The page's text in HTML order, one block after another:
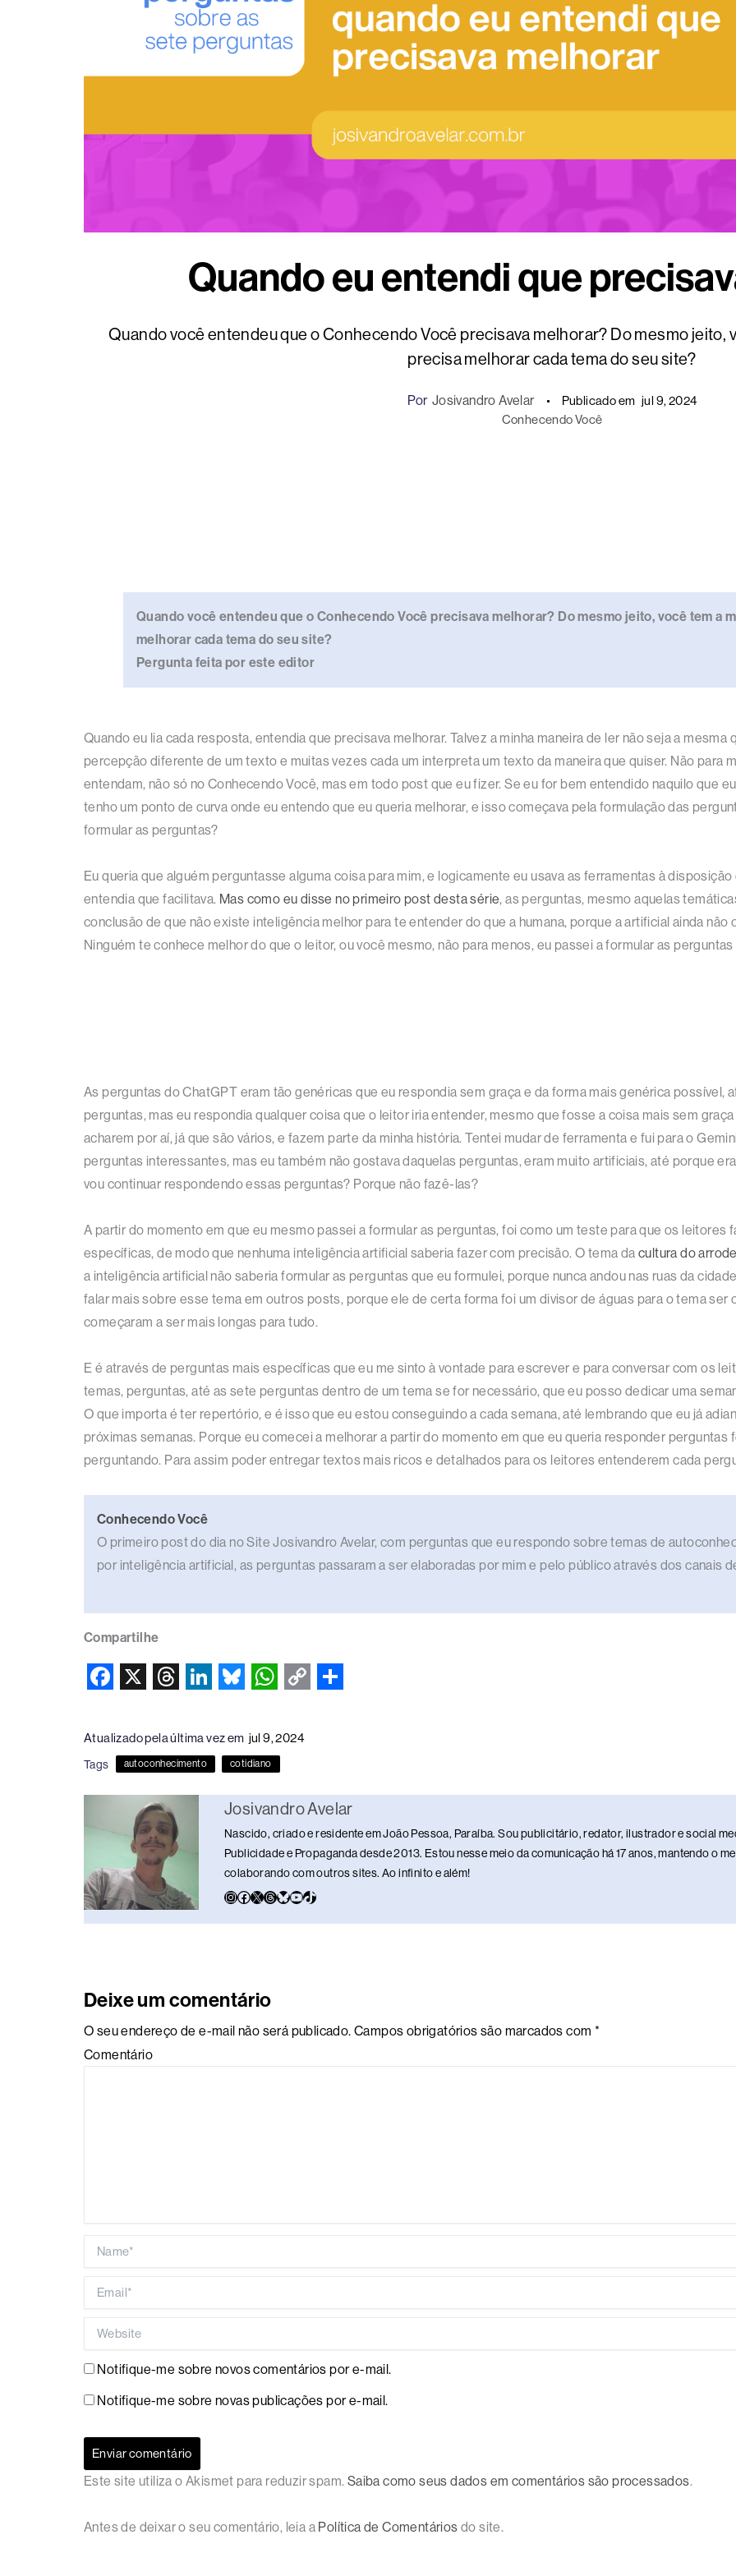
Quando eu entendi que
Quando você entendeu que o Conhecendo Você precisava melhorar? Do mesmo jeito,
precisa melhorar cada tema do seu site?
Por Josivandro Avelar Publicado em jul 9, 2024
Conhecendo Você
Quando você entendeu que o Conhecendo Você precisava melhorar? Do mesmo jeito, você tem a
melhorar cada tema do seu site?
Pergunta feita por este editor
Quando eu lia cada resposta, entendia que precisava melhorar. Talvez a minha maneira de ler não seja a
percepção diferente de um texto e muitas vezes cada um interpreta um texto da maneira que quiser. Não para
entendam, não só no Conhecendo Você, mas em todo post que eu fizer. Se eu for bem entendido naquilo que
tenho um ponto de curva onde eu entendo que eu queria melhorar, e isso começava pela formulação das
formular as perguntas?
Eu queria que alguém perguntasse alguma coisa para mim, e logicamente eu usava as ferramentas à
entendia que facilitava. Mas como eu disse no primeiro post desta série, as perguntas, mesmo aquelas
conclusão de que não existe inteligência melhor para te entender do que a humana, porque a artificial ainda não
Ninguém te conhece melhor do que o leitor, ou você mesmo, não para menos, eu passei a formular as
As perguntas do ChatGPT eram tão genéricas que eu respondia sem graça e da forma mais genérica possível,
perguntas, mas eu respondia qualquer coisa que o leitor iria entender, mesmo que fosse a coisa mais sem
acharem por aí, já que são vários, e fazem parte da minha história. Tentei mudar de ferramenta e fui para o
perguntas interessantes, mas eu também não gostava daquelas perguntas, eram muito artificiais, até porque
vou continuar respondendo essas perguntas? Porque não fazê-las?
A partir do momento em que eu mesmo passei a formular as perguntas, foi como um teste para que os leitores
específicas, de modo que nenhuma inteligência artificial saberia fazer com precisão. O tema dacultura do
a inteligência artificial não saberia formular as perguntas que eu formulei, porque nunca andou nas ruas da
falar mais sobre esse tema em outros posts, porque ele de certa forma foi um divisor de águas para o tema ser
começaram a ser mais longas para tudo.
E é através de perguntas mais específicas que eu me sinto à vontade para escrever e para conversar com os
temas, perguntas, até as sete perguntas dentro de um tema se for necessário, que eu posso dedicar uma
O que importa é ter repertório, e é isso que eu estou conseguindo a cada semana, até lembrando que eu já
próximas semanas. Porque eu comecei a melhorar a partir do momento em que eu queria responder perguntas
perguntando. Para assim poder entregar textos mais ricos e detalhados para os leitores entenderem cada
Conhecendo Você
O primeiro post do dia no Site Josivandro Avelar, com perguntas que eu respondo sobre temas de
por inteligência artificial, as perguntas passaram a ser elaboradas por mim e pelo público através dos canais
Compartilhe
a
c
o
o
k
h
r
e
a
d
s
i
n
k
I
n
l
u
e
s
k
y
h
a
t
s
A
p
p
o
L
i
n
k
e
Atualizado pela última vez em jul 9, 2024
Tags autoconhecimento cotidiano
Josivandro Avelar
Nascido, criado e residente em João Pessoa, Paraíba. Sou publicitário, redator, ilustrador e social
Publicidade e Propaganda desde 2013. Estou nesse meio da comunicação há 17 anos, mantendo o
colaborando com outros sites. Ao infinito e além!
Deixe um comentário
O seu endereço de e-mail não será publicado. Campos obrigatórios são marcados com *
Comentário
Notifique-me sobre novos comentários por e-mail.
Notifique-me sobre novas publicações por e-mail.
Este site utiliza o Akismet para reduzir spam. Saiba como seus dados em comentários são processados.
Antes de deixar o seu comentário, leia a Política de Comentários do site.